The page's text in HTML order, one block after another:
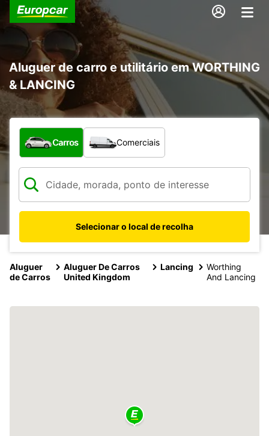
Aluguer de carro e utilitário em WORTHING
& LANCING
Que tipo de veículo pretende?
Carros Comerciais
Selecionar o local de recolha
Aluguer
de Carros
Aluguer De Carros
United Kingdom
Lancing
Worthing
And Lancing